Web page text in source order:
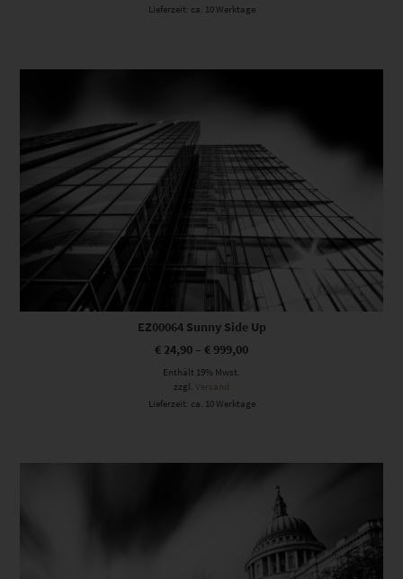
Lieferzeit: ca. 10 Werktage
Dieses Produkt weist mehrere Varianten auf. Die Optionen können auf der Produktseite gewählt werden
EZ00064 Sunny Side Up
€ 24,90 – € 999,00
Enthält 19% Mwst.
zzgl.
Versand
Lieferzeit: ca. 10 Werktage
Dieses Produkt weist mehrere Varianten auf. Die Optionen können auf der Produktseite gewählt werden